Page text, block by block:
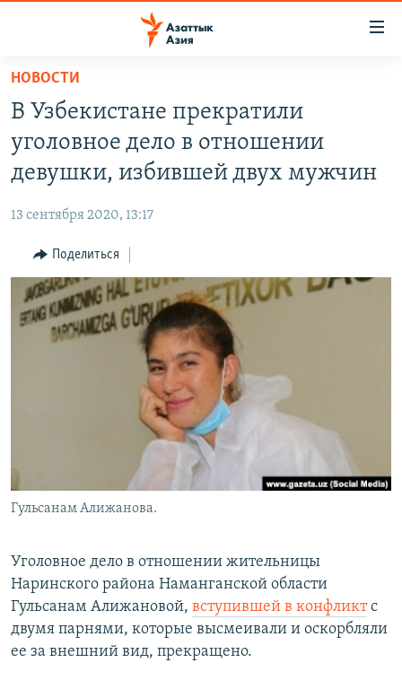
Вернуться
основному
содержанию
Вернутся
главной
навигации
Вернутся
поиску
ЦЕНТРАЛЬНАЯ АЗИЯ
ТАДЖИКИСТАН
ҚАЗАҚША
КЫРГЫЗЧА
ЎЗБЕКЧА
ТОҶИКӢ
Все сайты РСЕ/РС
НОВОСТИ
В Узбекистане прекратили
уголовное дело в отношении
девушки, избившей двух мужчин
13 сентября 2020, 13:17
Поделиться
Гульсанам Алижанова.
Уголовное дело в отношении жительницы
Наринского района Наманганской области
Гульсанам Алижановой, вступившей в конфликтс
двумя парнями, которые высмеивали и оскорбляли
ее за внешний вид, прекращено.